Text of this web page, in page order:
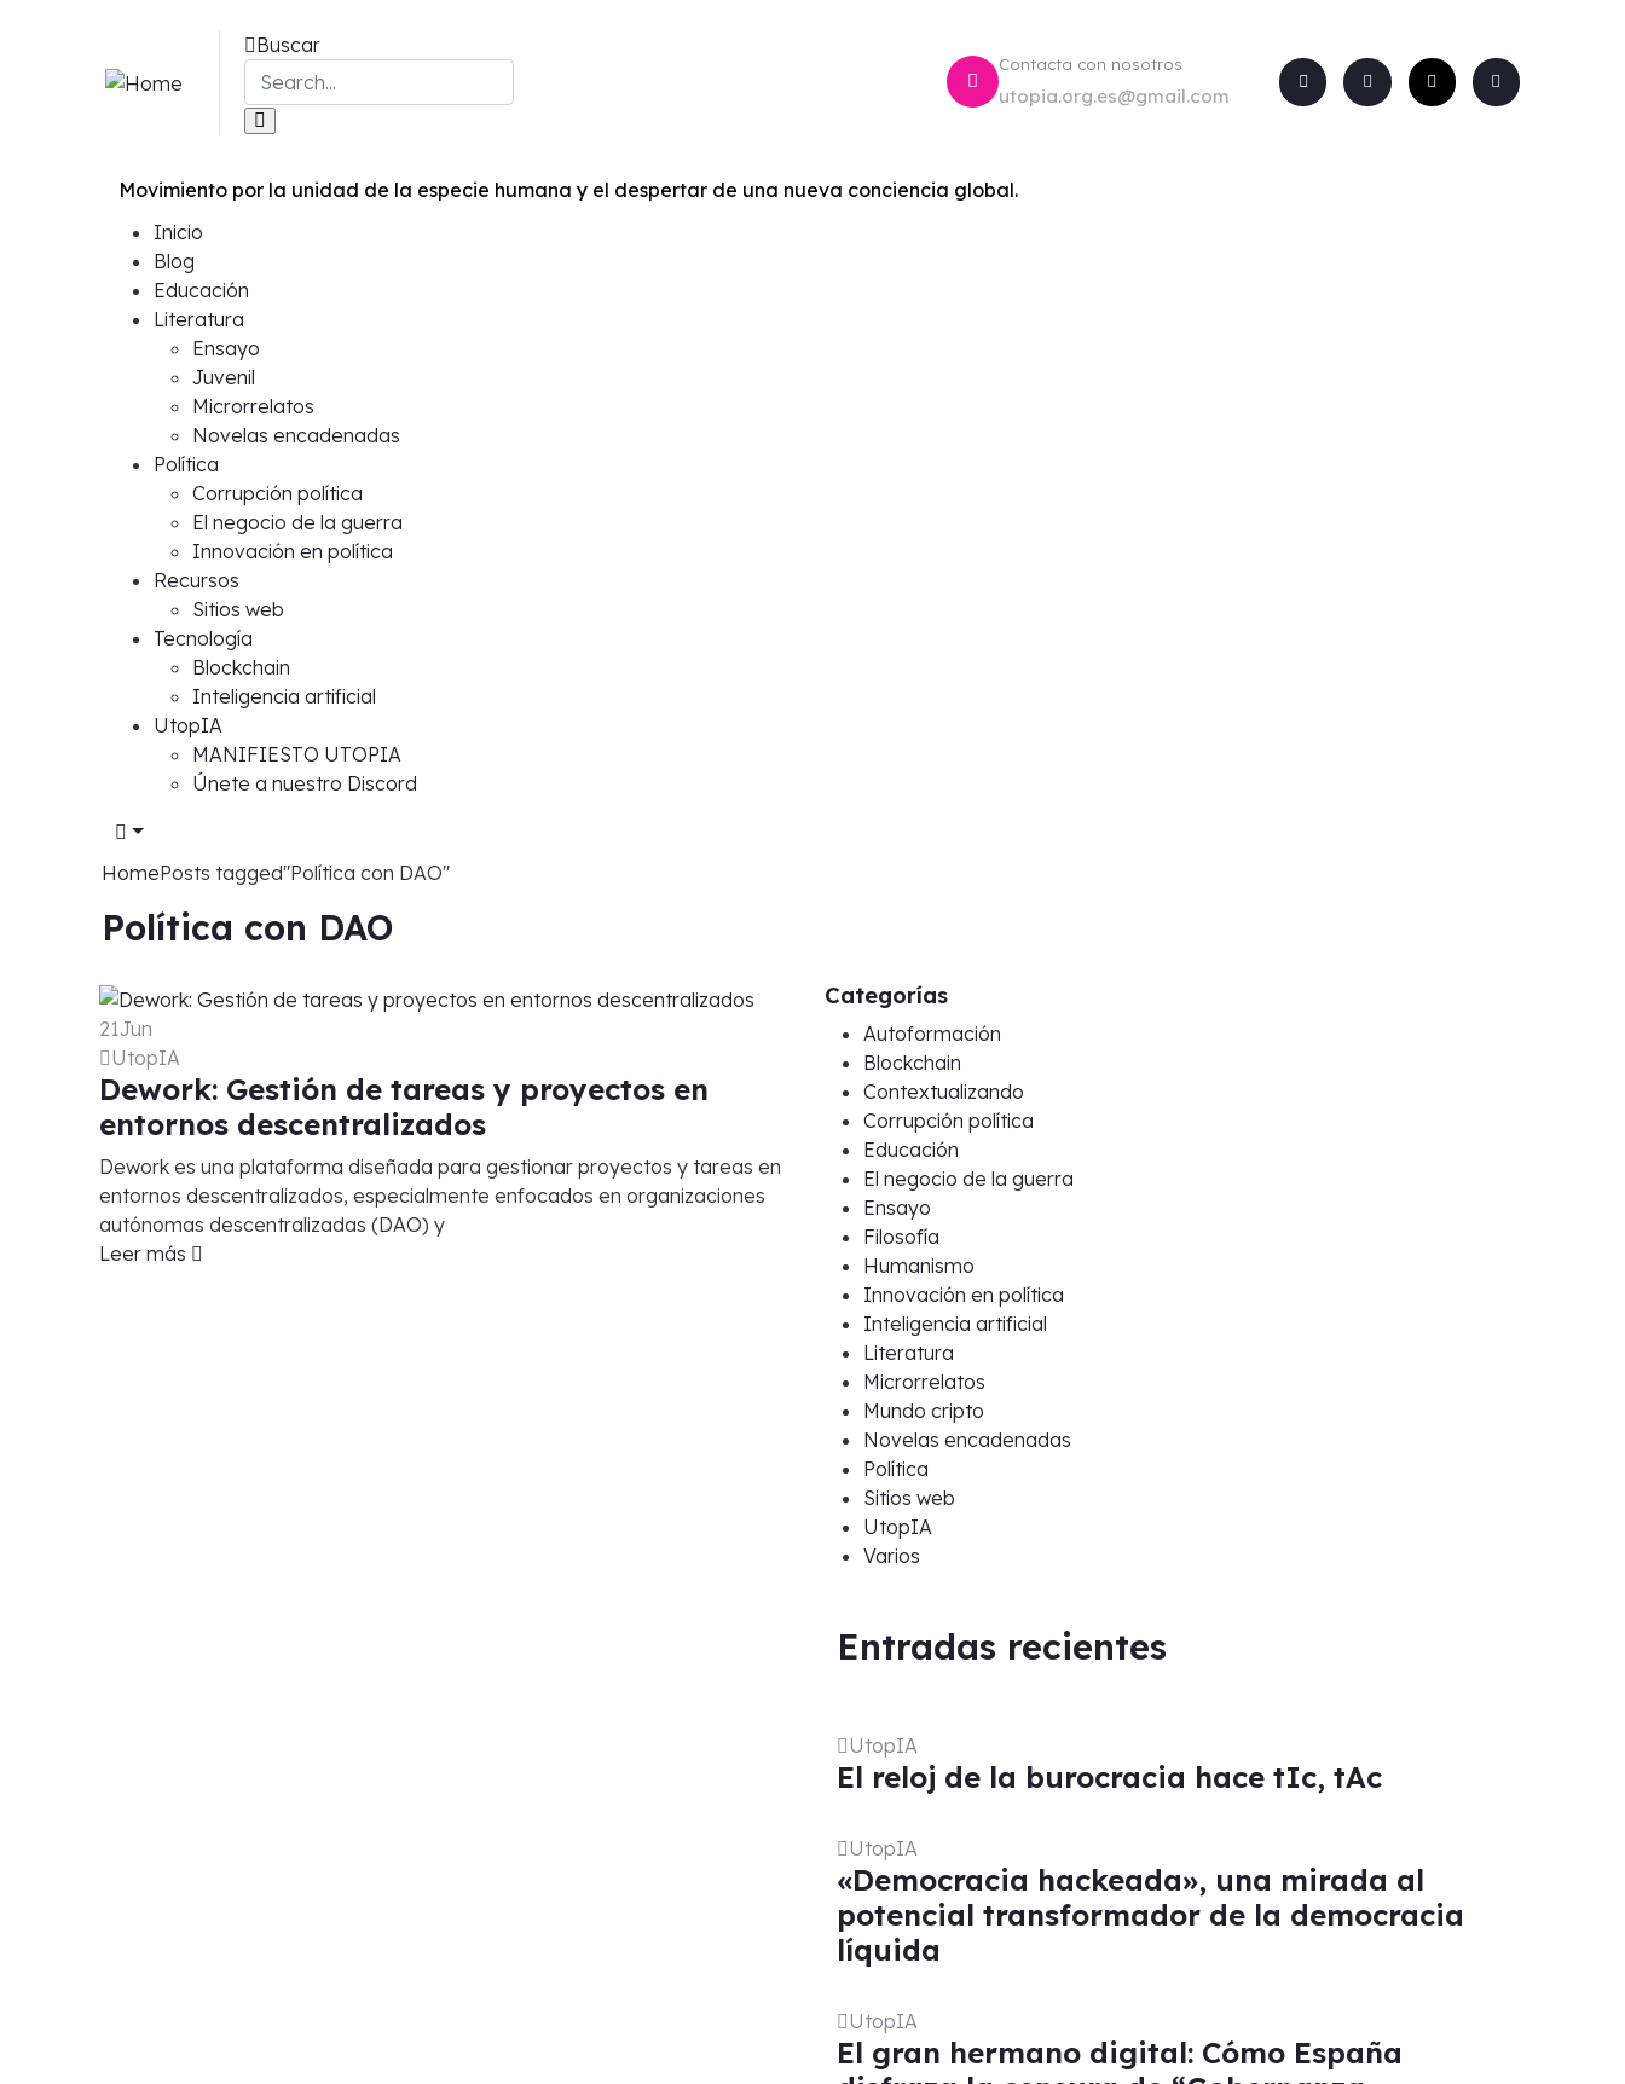
Buscar
Contacta con nosotros
utopia.org.es@gmail.com
Movimiento por la unidad de la especie humana y el despertar de una nueva conciencia global.
Inicio
Blog
Educación
Literatura
Ensayo
Juvenil
Microrrelatos
Novelas encadenadas
Política
Corrupción política
El negocio de la guerra
Innovación en política
Recursos
Sitios web
Tecnología
Blockchain
Inteligencia artificial
UtopIA
MANIFIESTO UTOPIA
Únete a nuestro Discord
HomePosts tagged"Política con DAO"
Política con DAO
21Jun
UtopIA
Dework: Gestión de tareas y proyectos en
entornos descentralizados
Dework es una plataforma diseñada para gestionar proyectos y tareas en
entornos descentralizados, especialmente enfocados en organizaciones
autónomas descentralizadas (DAO) y
Leer más
Categorías
Autoformación
Blockchain
Contextualizando
Corrupción política
Educación
El negocio de la guerra
Ensayo
Filosofía
Humanismo
Innovación en política
Inteligencia artificial
Literatura
Microrrelatos
Mundo cripto
Novelas encadenadas
Política
Sitios web
UtopIA
Varios
Entradas recientes
UtopIA
El reloj de la burocracia hace tIc, tAc
UtopIA
«Democracia hackeada», una mirada al
potencial transformador de la democracia
líquida
UtopIA
El gran hermano digital: Cómo España